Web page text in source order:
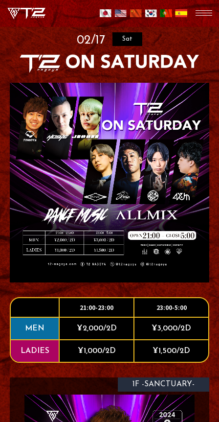
02/17 Sat
21:00-23:00 23:00-5:00
MEN ¥2,000/2D ¥3,000/2D
LADIES ¥1,000/2D ¥1,500/2D
1F -SANCTUARY-